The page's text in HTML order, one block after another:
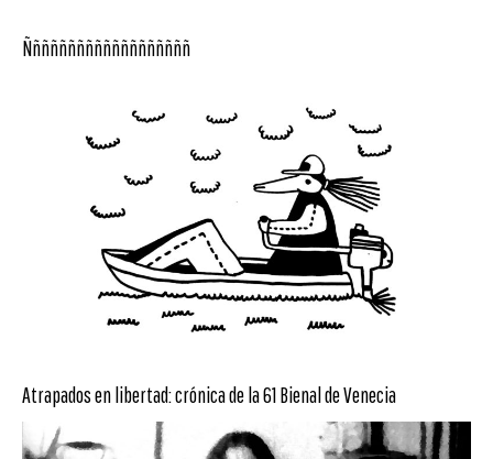
Ñññññññññññññññññññ
Atrapados en libertad: crónica de la 61 Bienal de Venecia